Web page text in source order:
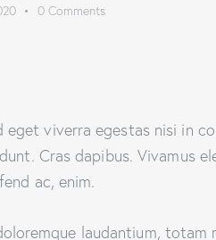
0 Comments
viverra egestas nisi in
Cras dapibus. Vivamus
ac, enim.
laudantium, totam